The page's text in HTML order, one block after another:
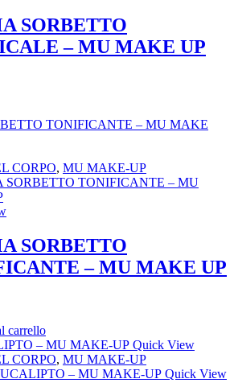
SORBETTO
– MU MAKE UP
CORPO, MU MAKE-UP
SORBETTO
– MU MAKE UP
carrello
Quick View
CORPO, MU MAKE-UP
Quick View